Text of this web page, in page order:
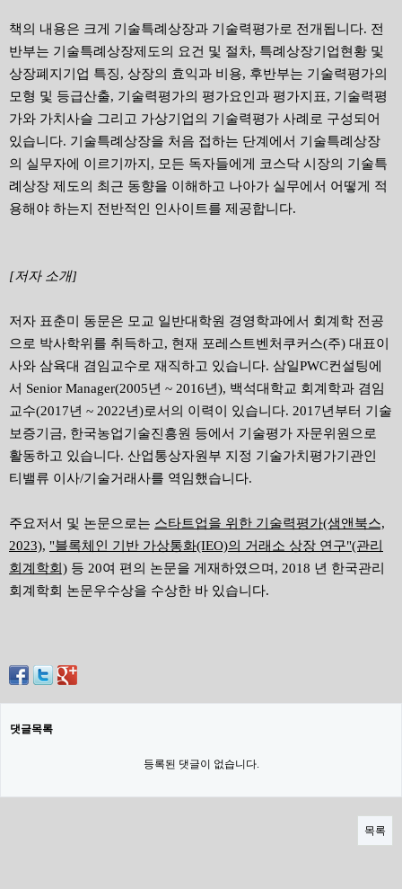
책의 내용은 크게 기술특례상장과 기술력평가로 전개됩니다. 전
반부는 기술특례상장제도의 요건 및 절차, 특례상장기업현황 및
상장폐지기업 특징, 상장의 효익과 비용, 후반부는 기술력평가의
모형 및 등급산출, 기술력평가의 평가요인과 평가지표, 기술력평
가와 가치사슬 그리고 가상기업의 기술력평가 사례로 구성되어
있습니다. 기술특례상장을 처음 접하는 단계에서 기술특례상장
의 실무자에 이르기까지, 모든 독자들에게 코스닥 시장의 기술특
례상장 제도의 최근 동향을 이해하고 나아가 실무에서 어떻게 적
용해야 하는지 전반적인 인사이트를 제공합니다.
[저자 소개]
저자 표춘미 동문은 모교 일반대학원 경영학과에서 회계학 전공
으로 박사학위를 취득하고, 현재 포레스트벤처쿠커스(주) 대표이
사와 삼육대 겸임교수로 재직하고 있습니다. 삼일PWC컨설팅에
서 Senior Manager(2005년 ~ 2016년), 백석대학교 회계학과 겸임
교수(2017년 ~ 2022년)로서의 이력이 있습니다. 2017년부터 기술
보증기금, 한국농업기술진흥원 등에서 기술평가 자문위원으로
활동하고 있습니다. 산업통상자원부 지정 기술가치평가기관인
티밸류 이사/기술거래사를 역임했습니다.
주요저서 및 논문으로는 스타트업을 위한 기술력평가(샘앤북스,
2023), "블록체인 기반 가상통화(IEO)의 거래소 상장 연구"(관리
회계학회) 등 20여 편의 논문을 게재하였으며, 2018 년 한국관리
회계학회 논문우수상을 수상한 바 있습니다.
댓글목록
등록된 댓글이 없습니다.
목록